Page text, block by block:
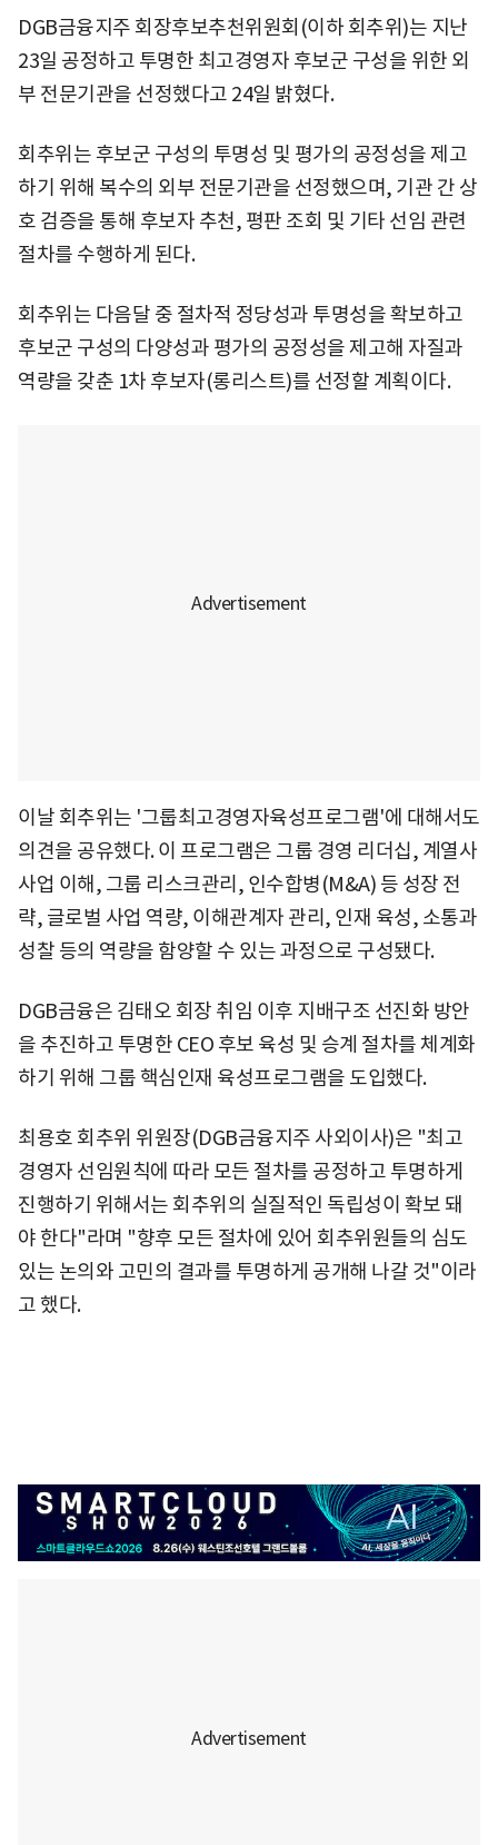
DGB금융지주 회장후보추천위원회(이하 회추위)는 지난
23일 공정하고 투명한 최고경영자 후보군 구성을 위한 외
부 전문기관을 선정했다고 24일 밝혔다.
회추위는 후보군 구성의 투명성 및 평가의 공정성을 제고
하기 위해 복수의 외부 전문기관을 선정했으며, 기관 간 상
호 검증을 통해 후보자 추천, 평판 조회 및 기타 선임 관련
절차를 수행하게 된다.
회추위는 다음달 중 절차적 정당성과 투명성을 확보하고
후보군 구성의 다양성과 평가의 공정성을 제고해 자질과
역량을 갖춘 1차 후보자(롱리스트)를 선정할 계획이다.
이날 회추위는 '그룹최고경영자육성프로그램'에 대해서도
의견을 공유했다. 이 프로그램은 그룹 경영 리더십, 계열사
사업 이해, 그룹 리스크관리, 인수합병(M&A) 등 성장 전
략, 글로벌 사업 역량, 이해관계자 관리, 인재 육성, 소통과
성찰 등의 역량을 함양할 수 있는 과정으로 구성됐다.
DGB금융은 김태오 회장 취임 이후 지배구조 선진화 방안
을 추진하고 투명한 CEO 후보 육성 및 승계 절차를 체계화
하기 위해 그룹 핵심인재 육성프로그램을 도입했다.
최용호 회추위 위원장(DGB금융지주 사외이사)은 "최고
경영자 선임원칙에 따라 모든 절차를 공정하고 투명하게
진행하기 위해서는 회추위의 실질적인 독립성이 확보 돼
야 한다"라며 "향후 모든 절차에 있어 회추위원들의 심도
있는 논의와 고민의 결과를 투명하게 공개해 나갈 것"이라
고 했다.